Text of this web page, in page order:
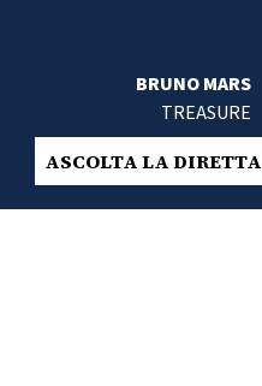
BRUNO MARS
TREASURE
ASCOLTA LA DIRETTA